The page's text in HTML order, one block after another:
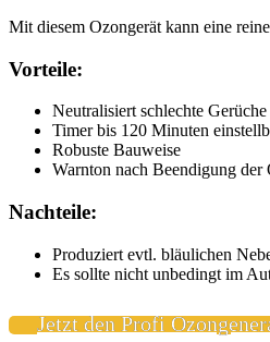
Mit diesem Ozongerät kann eine
Vorteile:
Neutralisiert schlechte Gerüche
Timer bis 120 Minuten
Robuste Bauweise
Warnton nach Beendigung der
Nachteile:
Produziert evtl. bläulichen
Es sollte nicht unbedingt im
Jetzt den Profi